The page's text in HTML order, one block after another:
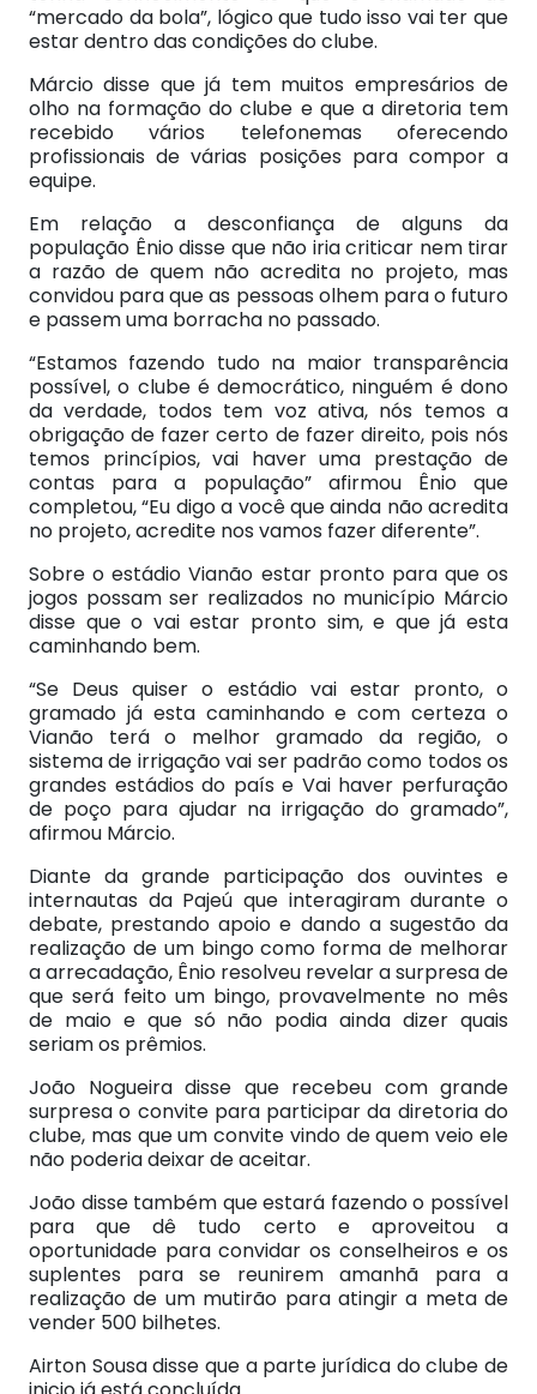
“mercado da bola”, lógico que tudo isso vai ter que
estar dentro das condições do clube.
Márcio disse que já tem muitos empresários de
olho na formação do clube e que a diretoria tem
recebido vários telefonemas oferecendo
profissionais de várias posições para compor a
equipe.
Em relação a desconfiança de alguns da
população Ênio disse que não iria criticar nem tirar
a razão de quem não acredita no projeto, mas
convidou para que as pessoas olhem para o futuro
e passem uma borracha no passado.
“Estamos fazendo tudo na maior transparência
possível, o clube é democrático, ninguém é dono
da verdade, todos tem voz ativa, nós temos a
obrigação de fazer certo de fazer direito, pois nós
temos princípios, vai haver uma prestação de
contas para a população” afirmou Ênio que
completou, “Eu digo a você que ainda não acredita
no projeto, acredite nos vamos fazer diferente”.
Sobre o estádio Vianão estar pronto para que os
jogos possam ser realizados no município Márcio
disse que o vai estar pronto sim, e que já esta
caminhando bem.
“Se Deus quiser o estádio vai estar pronto, o
gramado já esta caminhando e com certeza o
Vianão terá o melhor gramado da região, o
sistema de irrigação vai ser padrão como todos os
grandes estádios do país e Vai haver perfuração
de poço para ajudar na irrigação do gramado”,
afirmou Márcio.
Diante da grande participação dos ouvintes e
internautas da Pajeú que interagiram durante o
debate, prestando apoio e dando a sugestão da
realização de um bingo como forma de melhorar
a arrecadação, Ênio resolveu revelar a surpresa de
que será feito um bingo, provavelmente no mês
de maio e que só não podia ainda dizer quais
seriam os prêmios.
João Nogueira disse que recebeu com grande
surpresa o convite para participar da diretoria do
clube, mas que um convite vindo de quem veio ele
não poderia deixar de aceitar.
João disse também que estará fazendo o possível
para que dê tudo certo e aproveitou a
oportunidade para convidar os conselheiros e os
suplentes para se reunirem amanhã para a
realização de um mutirão para atingir a meta de
vender 500 bilhetes.
Airton Sousa disse que a parte jurídica do clube de